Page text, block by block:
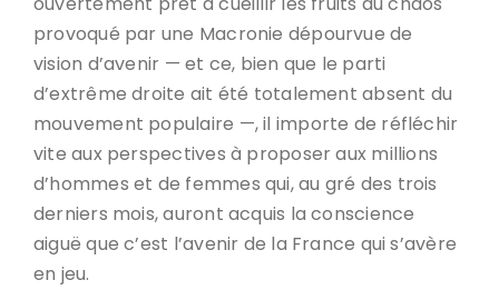
provoqué par une Macronie dépourvue de
vision d’avenir — et ce, bien que le parti
d’extrême droite ait été totalement absent du
mouvement populaire —, il importe de réfléchir
vite aux perspectives à proposer aux millions
d’hommes et de femmes qui, au gré des trois
derniers mois, auront acquis la conscience
aiguë que c’est l’avenir de la France qui s’avère
en jeu.